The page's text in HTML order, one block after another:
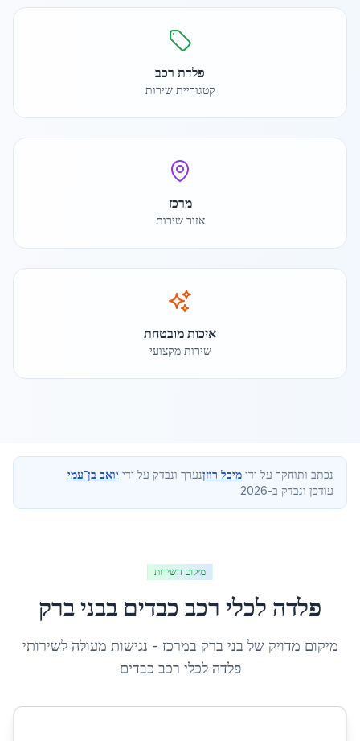
פלדת רכב
קטגוריית שירות
מרכז
אזור שירות
איכות מובטחת
שירות מקצועי
נכתב ותוחקר על ידי מיכל רוזןנערך ונבדק על ידי יואב בן־עמי
עודכן ונבדק ב-2026
מיקום השירות
פלדה לכלי רכב כבדים בבני ברק
מיקום מדויק של בני ברק במרכז - נגישות מעולה לשירותי
פלדה לכלי רכב כבדים